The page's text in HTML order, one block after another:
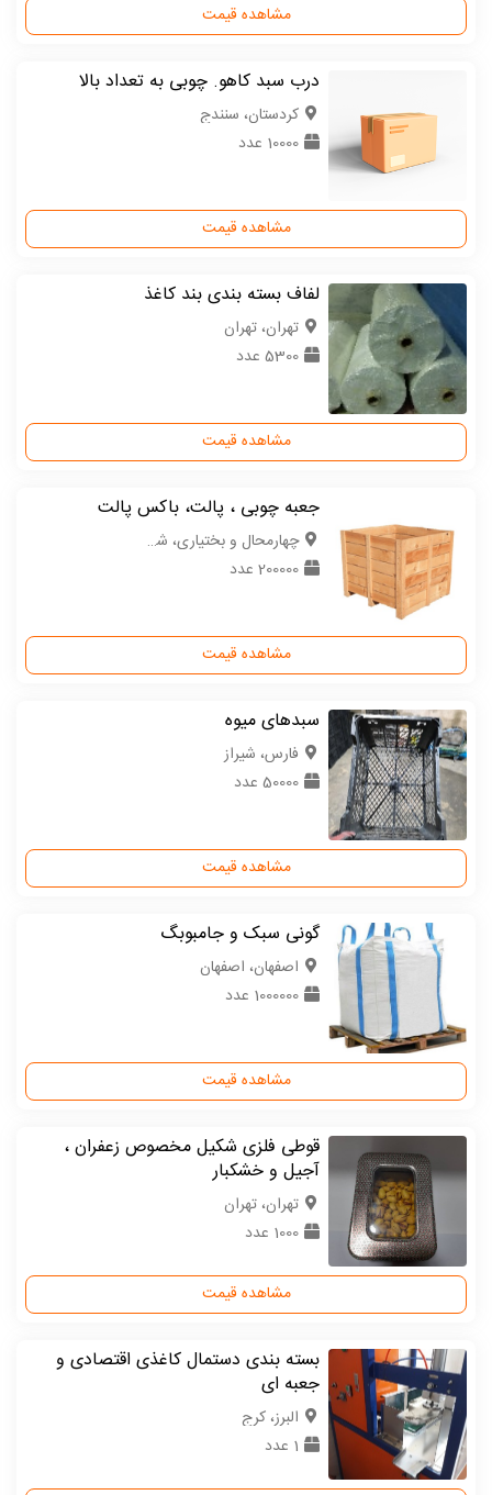
مشاهده قیمت
درب سبد کاهو. چوبی به تعداد بالا
كردستان، سنندج
10000 عدد
مشاهده قیمت
لفاف بسته بندی بند کاغذ
تهران، تهران
5300 عدد
مشاهده قیمت
جعبه چوبی ، پالت، باکس پالت
چهارمحال و بختیاری، شهرکرد
200000 عدد
مشاهده قیمت
سبدهای میوه
فارس، شیراز
50000 عدد
مشاهده قیمت
گونی سبک و جامبوبگ
اصفهان، اصفهان
1000000 عدد
مشاهده قیمت
قوطی فلزی شکیل مخصوص زعفران ،
آجیل و خشکبار
تهران، تهران
1000 عدد
مشاهده قیمت
بسته بندی دستمال کاغذی اقتصادی و
جعبه ای
البرز، کرج
1 عدد